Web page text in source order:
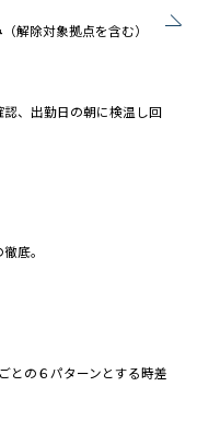
解除対象拠点を含む）
、出勤日の朝に検温し回
底。
との６パターンとする時差